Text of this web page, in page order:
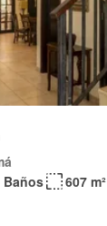
Baños
607 m²